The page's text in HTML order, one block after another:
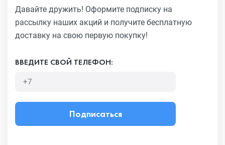
Давайте дружить! Оформите подписку на
рассылку наших акций и получите бесплатную
доставку на свою первую покупку!
ВВЕДИТЕ СВОЙ ТЕЛЕФОН:
Подписаться